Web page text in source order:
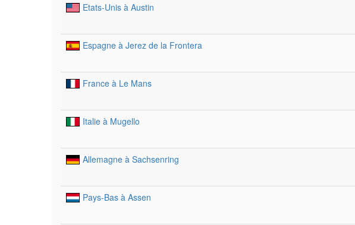
Etats-Unis à Austin
Espagne à Jerez de la Frontera
France à Le Mans
Italie à Mugello
Allemagne à Sachsenring
Pays-Bas à Assen